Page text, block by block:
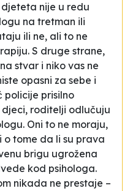
nije u redu
na tretman ili
ili ne, ali to ne
S druge strane,
stvar i niko vas ne
opasni za sebe i
policije prisilno
roditelji odlučuju
Oni to ne moraju,
tome da li su prava
brigu ugrožena
kod psihologa.
nikada ne prestaje –